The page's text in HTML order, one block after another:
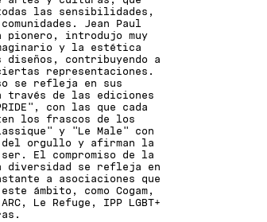
las sensibilidades,
Jean Paul
pionero, introdujo muy
y la estética
diseños, contribuyendo a
representaciones.
se refleja en sus
través de las ediciones
con las que cada
los frascos de los
y "Le Male" con
orgullo y afirman la
El compromiso de la
diversidad se refleja en
a asociaciones que
ámbito, como Cogam,
Le Refuge, IPP LGBT+